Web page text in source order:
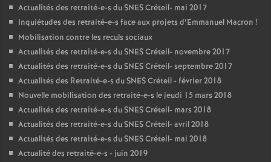
Actualités des retraité-e-s duSNESCréteil- mai 2017
Inquiétudes des retraité-e-s face aux projets d’Emmanuel Macron !
Mobilisation contre les reculs sociaux
Actualités des retraité-e-s duSNESCréteil- novembre 2017
Actualités des retraité-e-s duSNESCréteil- septembre 2017
Actualités des Retraité-e-s duSNESCréteil - février 2018
Nouvelle mobilisation des retraité-e-s le jeudi 15 mars 2018
Actualités des retraité-e-s duSNESCréteil- mars 2018
Actualités des retraité-e-s duSNESCréteil- avril 2018
Actualités des retraité-e-s duSNESCréteil- mai 2018
Actualité des retraité-e-s - juin 2019